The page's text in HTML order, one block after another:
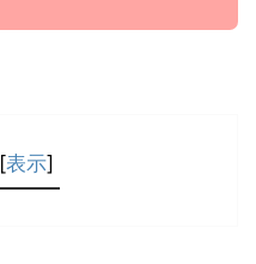
[表示]